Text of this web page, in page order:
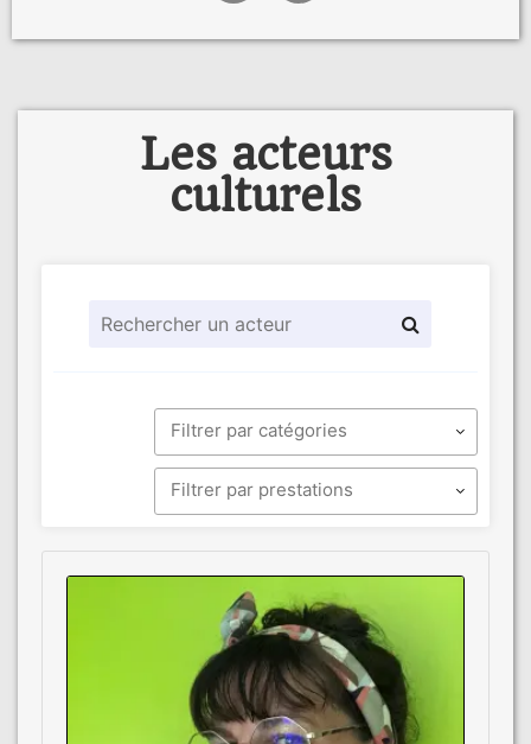
Les acteurs
culturels